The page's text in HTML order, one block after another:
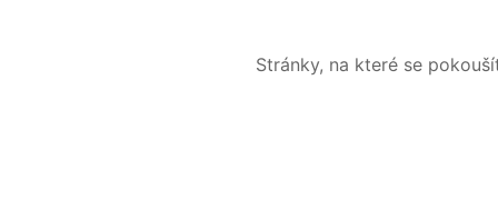
Stránky, na které se